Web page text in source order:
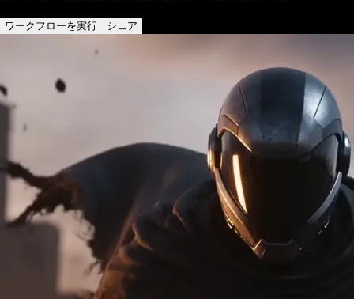
ワークフローを実行 シェア